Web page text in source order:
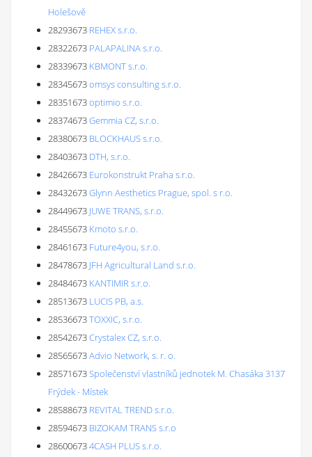
Holešově
28293673 REHEX s.r.o.
28322673 PALAPALINA s.r.o.
28339673 KBMONT s.r.o.
28345673omsys consulting s.r.o.
28351673optimio s.r.o.
28374673Gemmia CZ, s.r.o.
28380673 BLOCKHAUS s.r.o.
28403673 DTH, s.r.o.
28426673 Eurokonstrukt Praha s.r.o.
28432673Glynn Aesthetics Prague, spol. s r.o.
28449673 JUWE TRANS, s.r.o.
28455673 Kmoto s.r.o.
28461673 Future4you, s.r.o.
28478673 JFH Agricultural Land s.r.o.
28484673 KANTIMIR s.r.o.
28513673 LUCIS PB, a.s.
28536673TOXXIC, s.r.o.
28542673Crystalex CZ, s.r.o.
28565673Advio Network, s. r. o.
28571673Společenství vlastníků jednotek M. Chasáka 3137
Frýdek - Místek
28588673 REVITAL TREND s.r.o.
28594673 BIZOKAM TRANS s.r.o
286006734CASH PLUS s.r.o.